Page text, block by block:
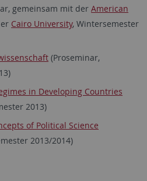
gemeinsam mit derAmerican
Cairo University, Wintersemester
(Proseminar,
in Developing Countries
2013)
of Political Science
2013/2014)